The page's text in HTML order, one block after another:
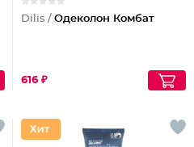
Dilis / Одеколон Комбат
616 ₽